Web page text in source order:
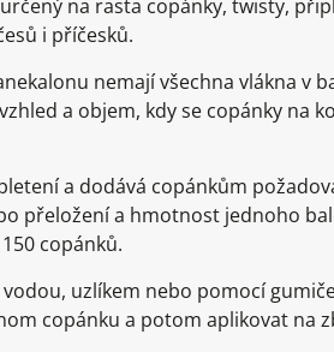
na rasta copánky, twisty,
i příčesků.
nemají všechna vlákna v
a objem, kdy se copánky
a dodává copánkům
přeložení a hmotnost jednoho
copánků.
uzlíkem nebo pomocí
copánku a potom aplikovat na